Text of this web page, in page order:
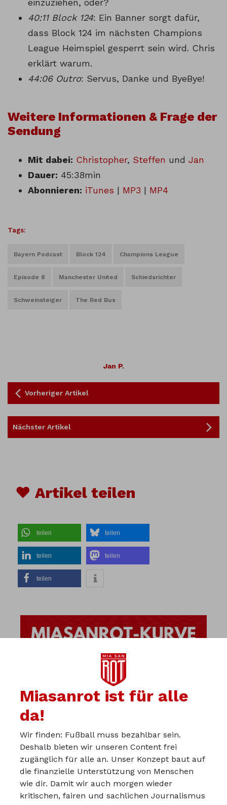
einzuziehen, oder?
40:11 Block 124: Ein Banner sorgt dafür,
dass Block 124 im nächsten Champions
League Heimspiel gesperrt sein wird. Chris
erklärt warum.
44:06 Outro: Servus, Danke und ByeBye!
Weitere Informationen & Frage der
Sendung
Mit dabei: Christopher, Steffen und Jan
Dauer: 45:38min
Abonnieren: iTunes | MP3 | MP4
Tags:
Bayern Podcast Block 124 Champions League
Episode 8 Manchester United Schiedsrichter
Schweinsteiger The Red Bus
Jan P.
Vorheriger Artikel
Nächster Artikel
♥ Artikel teilen
teilen teilen
teilen teilen
teilen
Miasanrot ist für alle
da!
Wir finden: Fußball muss bezahlbar sein.
Deshalb bieten wir unseren Content frei
zugänglich für alle an. Unser Konzept baut auf
die finanzielle Unterstützung von Menschen
wie dir. Damit wir auch morgen wieder
kritischen, fairen und sachlichen Journalismus